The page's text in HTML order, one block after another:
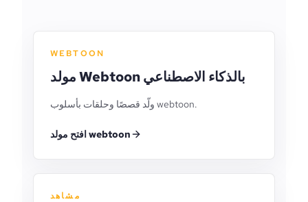
WEBTOON
مولد Webtoon بالذكاء الاصطناعي
ولّد قصصًا وحلقات بأسلوب webtoon.
افتح مولد webtoon
مشاهد